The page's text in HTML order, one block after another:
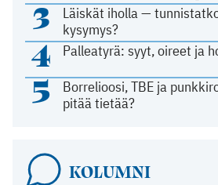
3
Läiskät iholla —
kysymys?
4 Palleatyrä: syyt, oireet ja
5
Borrelioosi, TBE ja
pitää tietää?
KOLUMNI